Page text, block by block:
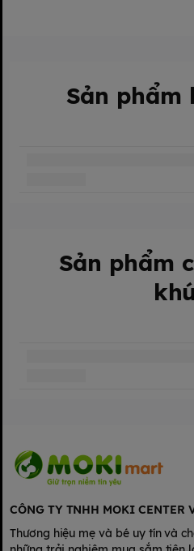
Sản phẩm
Sản phẩm
CÔNG TY TNHH MOKI CENTER
Thương hiệu mẹ và bé uy tín và